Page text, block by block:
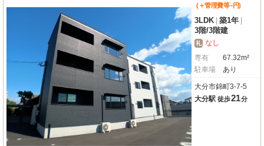
ています。IHクッキングヒーター付きのカウンターキッチンは、お料理の時間
を楽しく演出。バス・トイレ別、浴室乾燥機、温水洗浄トイレ、シャワー付洗
面化粧台と水回り設備も充実しており、浴室に窓があるのも嬉しいポイントで
す。コンビニまで徒歩5分、ドラッグストアやスーパーも徒歩圏内にあり、
日々の買い物にも困りません。この機会にぜひ一度ご内覧ください！お問い合
わせお待ちしております。
(＋管理費等-円)
3LDK 築1年
3階/3階建
礼 なし
専有
67.32m²
駐車場
あり
大分市錦町3-7-5
大分駅 徒歩21分